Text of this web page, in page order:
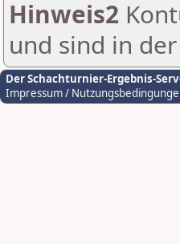
Hinweis2
und sind in
Der Schachturnier-Ergebnis-
Impressum /